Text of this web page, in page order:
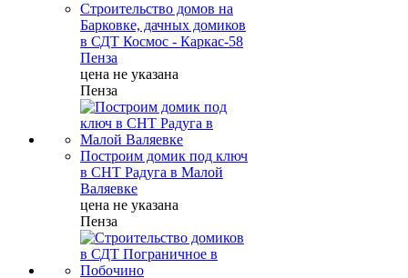
Строительство домов на
Барковке, дачных домиков
в СДТ Космос - Каркас-58
Пенза
цена не указана
Пенза
Построим домик под ключ
в СНТ Радуга в Малой
Валяевке
цена не указана
Пенза